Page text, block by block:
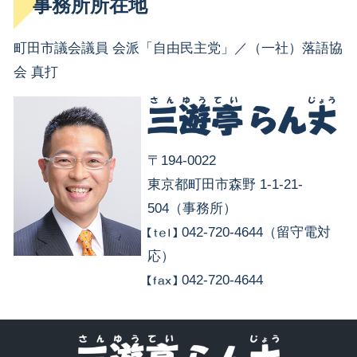
事務所所在地
町田市議会議員 会派「自由民主党」／（一社）落語協
会 真打
〒194-0022
東京都町田市森野 1-1-21-
504（事務所）
042-720-4644（留守電対
応）
042-720-4644